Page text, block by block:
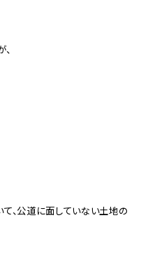
、公道に面していない土地の